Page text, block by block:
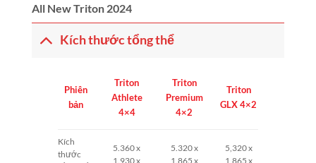
All New Triton 2024
Kích thước tổng thể
Phiên
bản
Triton
Athlete
4×4
Triton
Premium
4×2
Triton
GLX 4×2
Kích
thước
5.360 x
1.930 x
5.320 x
1.865 x
5,320 x
1,865 x